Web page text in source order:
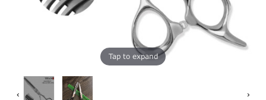
Tap to expand
‹ ›